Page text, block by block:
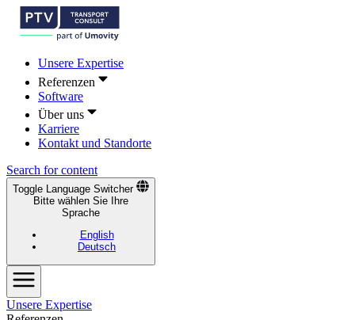
Unsere Expertise
Referenzen
Software
Über uns
Karriere
Kontakt und Standorte
Search for content
Toggle Language Switcher
Bitte wählen Sie Ihre
Sprache
English
Deutsch
Unsere Expertise